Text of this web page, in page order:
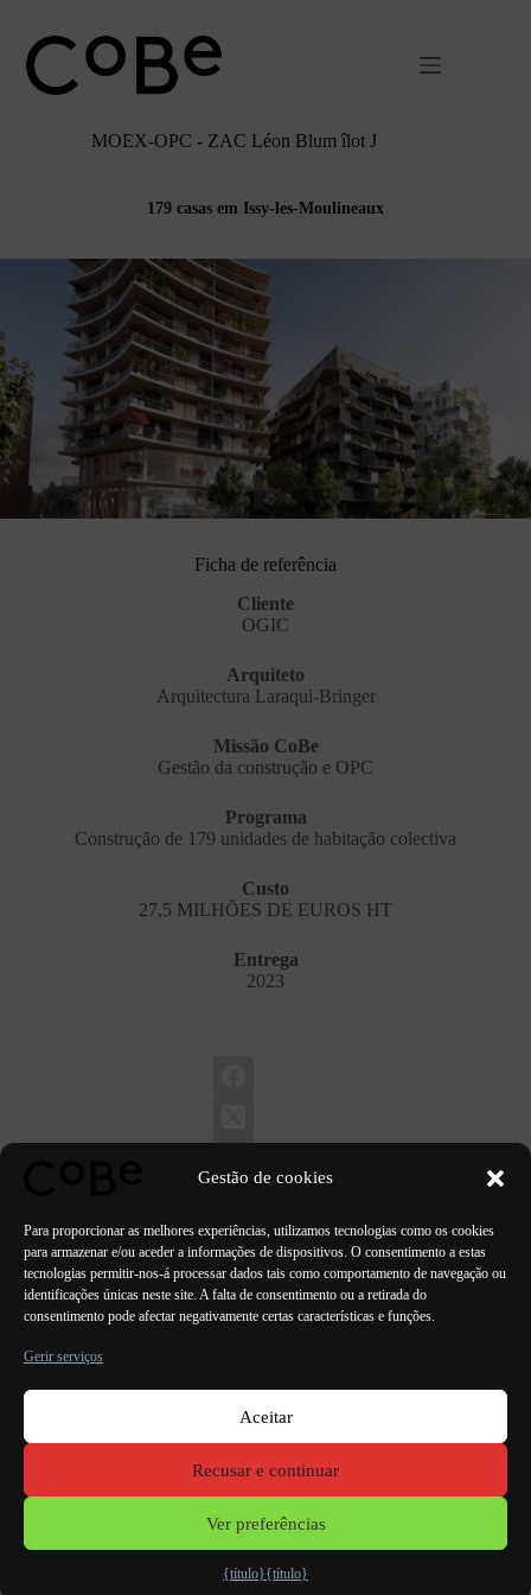
Gestão de cookies
Para proporcionar as melhores experiências, utilizamos tecnologias como os cookies
para armazenar e/ou aceder a informações de dispositivos. O consentimento a estas
tecnologias permitir-nos-á processar dados tais como comportamento de navegação ou
identificações únicas neste site. A falta de consentimento ou a retirada do
consentimento pode afectar negativamente certas características e funções.
Gerir serviços
Aceitar
Recusar e continuar
Ver preferências
{título}{título}
conteúdo
MOEX-OPC - ZAC Léon Blum îlot J
179 casas em Issy-les-Moulineaux
Ficha de referência
Cliente
OGIC
Arquiteto
Arquitectura Laraqui-Bringer
Missão CoBe
Gestão da construção e OPC
Programa
Construção de 179 unidades de habitação colectiva
Custo
27,5 MILHÕES DE EUROS HT
Entrega
2023
ANTERIOR PRÓXIMO
Lorient Porto Lisboa Valência
Mençõeslegais